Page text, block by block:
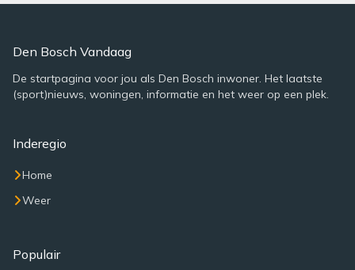
Den Bosch Vandaag
De startpagina voor jou als Den Bosch inwoner. Het laatste
(sport)nieuws, woningen, informatie en het weer op een plek.
Inderegio
Home
Weer
Populair